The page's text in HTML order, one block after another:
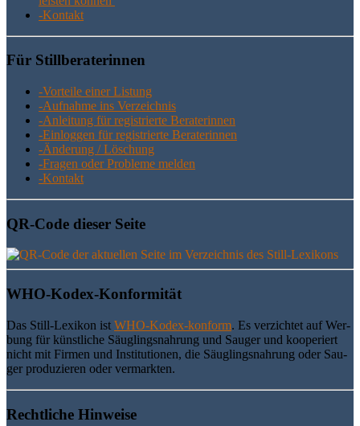
-Kon­takt
Für Still­be­ra­te­rin­nen
-Vor­tei­le einer Listung
-Auf­nah­me ins Verzeichnis
-Anlei­tung für regis­trier­te Beraterinnen
-Ein­log­gen für regis­trier­te Beraterinnen
-Ände­rung / Löschung
-Fra­gen oder Pro­ble­me melden
-Kon­takt
QR-Code die­ser Seite
WHO-Kodex-Kon­for­mi­tät
Das Still-Lexi­kon ist WHO-Kodex-kon­form. Es ver­zich­tet auf Wer­
bung für künst­li­che Säug­lings­nah­rung und Sau­ger und koope­riert
nicht mit Fir­men und Insti­tu­tio­nen, die Säug­lings­nah­rung oder Sau­
ger pro­du­zie­ren oder vermarkten.
Recht­li­che Hinweise